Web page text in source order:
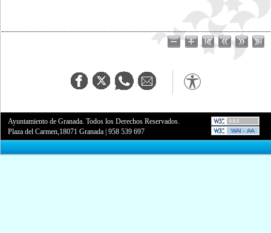
Ayuntamiento de Granada. Todos los Derechos Reservados.
Plaza del Carmen,18071 Granada |958 539 697